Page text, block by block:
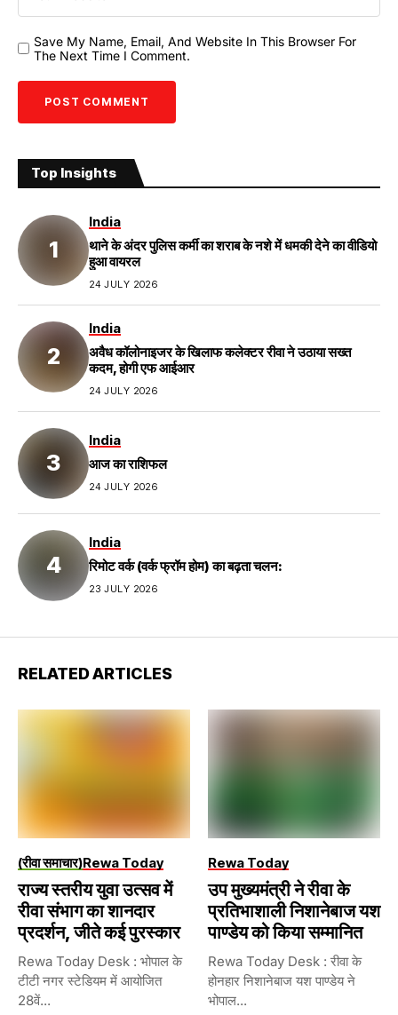
Save My Name, Email, And Website In This Browser For
The Next Time I Comment.
Top Insights
India
थाने के अंदर पुलिस कर्मी का शराब के नशे में धमकी देने का वीडियो
हुआ वायरल
24 JULY 2026
India
अवैध कॉलोनाइजर के खिलाफ कलेक्टर रीवा ने उठाया सख्त
कदम, होगी एफ आईआर
24 JULY 2026
India
आज का राशिफल
24 JULY 2026
India
रिमोट वर्क (वर्क फ्रॉम होम) का बढ़ता चलन:
23 JULY 2026
RELATED ARTICLES
(रीवा समाचार)Rewa Today
राज्य स्तरीय युवा उत्सव में
रीवा संभाग का शानदार
प्रदर्शन, जीते कई पुरस्कार
Rewa Today Desk : भोपाल के
टीटी नगर स्टेडियम में आयोजित
28वें...
Rewa Today
उप मुख्यमंत्री ने रीवा के
प्रतिभाशाली निशानेबाज यश
पाण्डेय को किया सम्मानित
Rewa Today Desk : रीवा के
होनहार निशानेबाज यश पाण्डेय ने
भोपाल...